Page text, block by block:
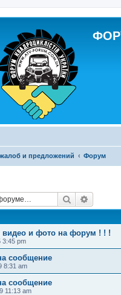
и предложений Форум
Поиск
видео и фото на форум ! ! !
3:45 pm
сообщение
8:31 am
сообщение
11:13 am